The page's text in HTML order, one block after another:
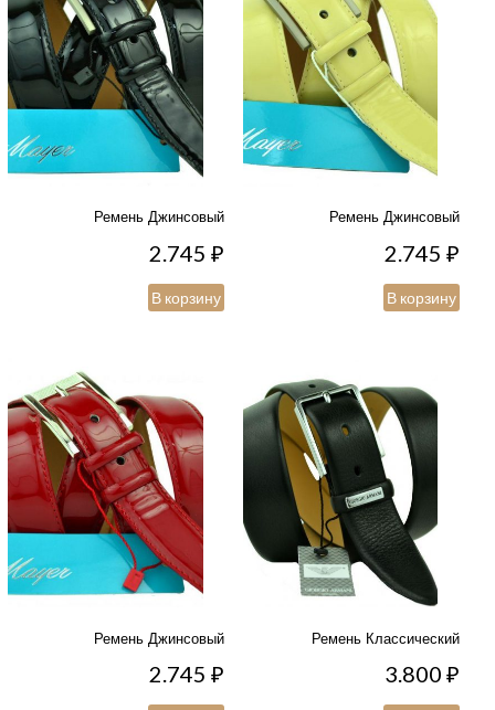
Ремень Джинсовый
2.745₽
В корзину
Ремень Джинсовый
2.745₽
В корзину
Ремень Джинсовый
2.745₽
Ремень Классический
3.800₽